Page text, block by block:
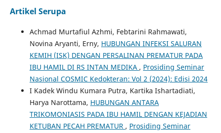
Artikel Serupa
Achmad Murtafiul Azhmi, Febtarini Rahmawati,
Novina Aryanti, Erny, HUBUNGAN INFEKSI SALURAN
KEMIH (ISK) DENGAN PERSALINAN PREMATUR PADA
IBU HAMIL DI RS INTAN MEDIKA , Prosiding Seminar
Nasional COSMIC Kedokteran: Vol 2 (2024): Edisi 2024
I Kadek Windu Kumara Putra, Kartika Ishartadiati,
Harya Narottama, HUBUNGAN ANTARA
TRIKOMONIASIS PADA IBU HAMIL DENGAN KEJADIAN
KETUBAN PECAH PREMATUR , Prosiding Seminar